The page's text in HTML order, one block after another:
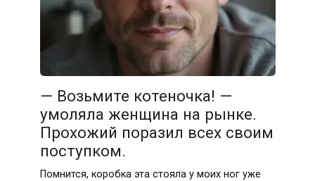
— Возьмите котеночка! —
умоляла женщина на рынке.
Прохожий поразил всех своим
поступком.
Помнится, коробка эта стояла у моих ног уже